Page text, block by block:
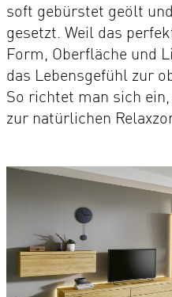
soft gebürstet geölt
gesetzt. Weil das
Form, Oberfläche und
das Lebensgefühl zur
So richtet man sich
zur natürlichen